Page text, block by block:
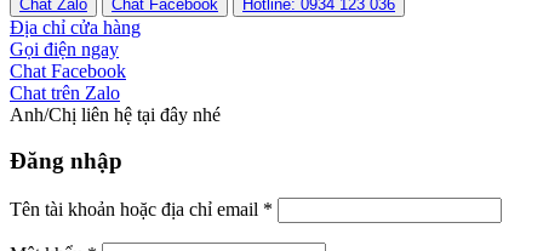
Chat Zalo Chat Facebook Hotline: 0934 123 036
Địa chỉ cửa hàng
Gọi điện ngay
Chat Facebook
Chat trên Zalo
Anh/Chị liên hệ tại đây nhé
Đăng nhập
Tên tài khoản hoặc địa chỉ email *